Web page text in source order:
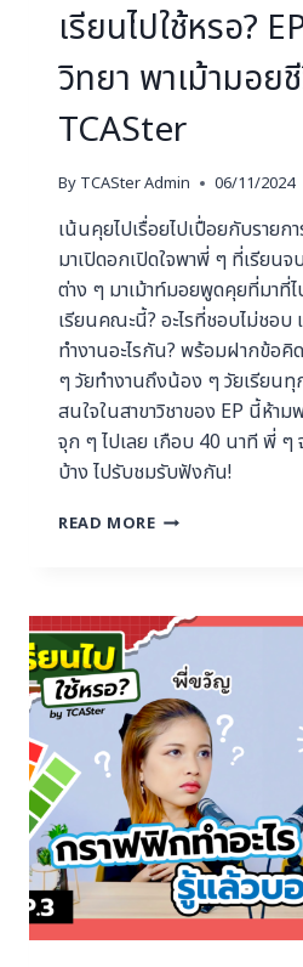
เรียนไปใช้หรอ?
วิทยา พาเม้ามอย
TCASter
By TCASter Admin 06/11/2024
เน้นคุยไปเรื่อยไปเปื่อยกับรายกา
มาเปิดอกเปิดใจพาพี่ ๆ ที่เรียนจ
ต่าง ๆ มาเม้าท์มอยพูดคุยที่มาที่ไป
เรียนคณะนี้? อะไรที่ชอบไม่ชอ
ทำงานอะไรกัน? พร้อมฝากข้อคิ
ๆ วัยทำงานถึงน้อง ๆ วัยเรียน
สนใจในสาขาวิชาของ EP นี้ห้า
จุก ๆ ไปเลย เกือบ 40 นาที พี่ ๆ
บ้าง ไปรับชมรับฟังกัน!
READ MORE